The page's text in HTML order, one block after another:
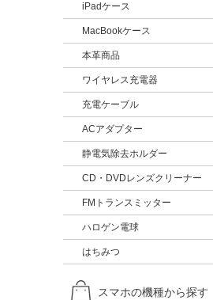
iPadケース
MacBookケース
本革商品
ワイヤレス充電器
充電ケーブル
ACアダプター
静電気除去ホルダー
CD・DVDレンズクリーナー
FMトランスミッター
ハロゲン電球
はちみつ
スマホの機種から探す